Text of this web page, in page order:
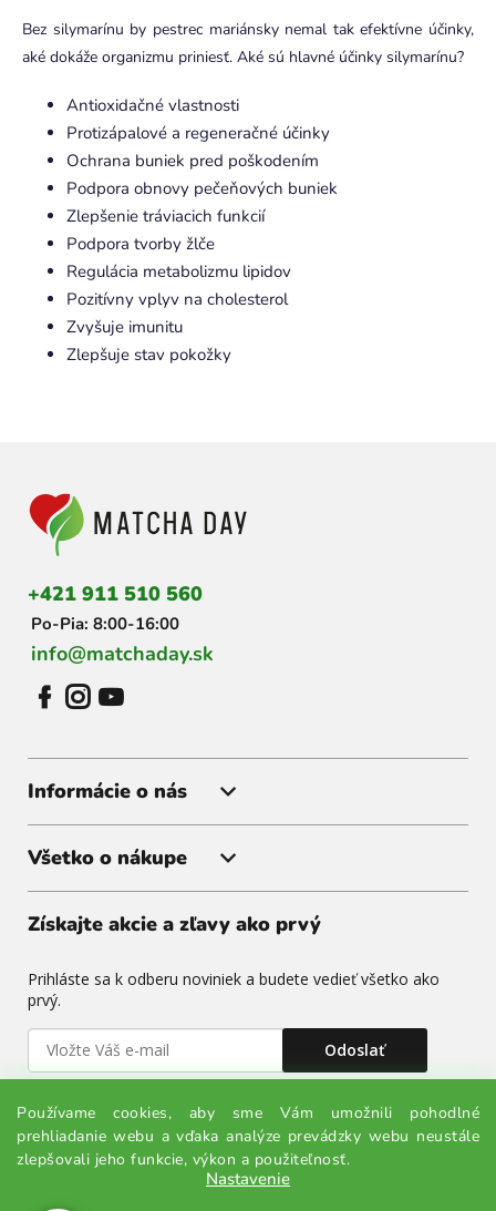
Používame cookies, aby sme Vám umožnili pohodlné
prehliadanie webu a vďaka analýze prevádzky webu neustále
zlepšovali jeho funkcie, výkon a použiteľnosť.
Nastavenie
Bez silymarínu by pestrec mariánsky nemal tak efektívne účinky,
aké dokáže organizmu priniesť. Aké sú hlavné účinky silymarínu?
Antioxidačné vlastnosti
Protizápalové a regeneračné účinky
Ochrana buniek pred poškodením
Podpora obnovy pečeňových buniek
Zlepšenie tráviacich funkcií
Podpora tvorby žlče
Regulácia metabolizmu lipidov
Pozitívny vplyv na cholesterol
Zvyšuje imunitu
Zlepšuje stav pokožky
+421 911 510 560
Po-Pia: 8:00-16:00
info@matchaday.sk
Informácie o nás
Všetko o nákupe
Získajte akcie a zľavy ako prvý
Prihláste sa k odberu noviniek a budete vedieť všetko ako
prvý.
Odoslať